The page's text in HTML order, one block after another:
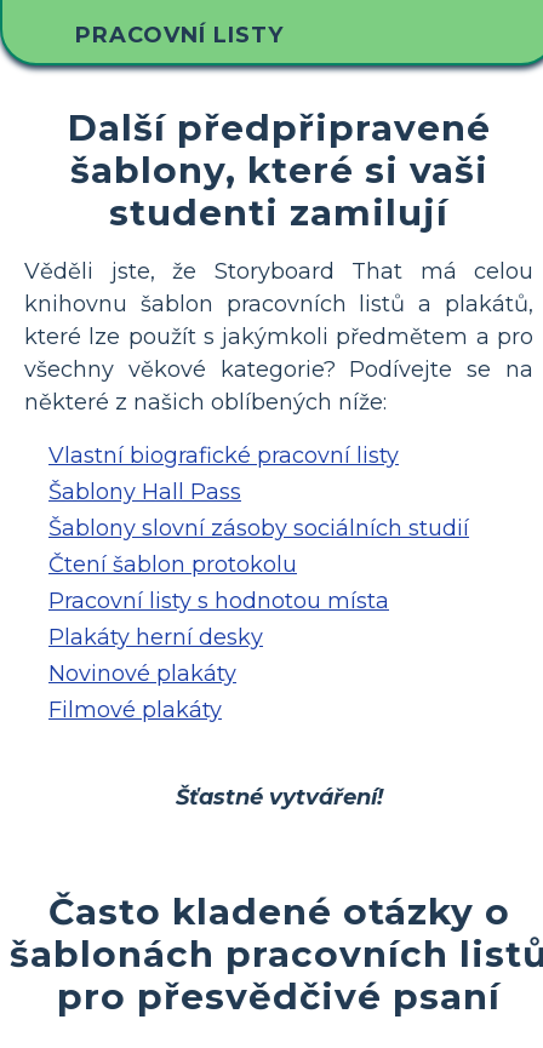
PRACOVNÍ LISTY
Další předpřipravené
šablony, které si vaši
studenti zamilují
Věděli jste, že Storyboard That má celou
knihovnu šablon pracovních listů a plakátů,
které lze použít s jakýmkoli předmětem a pro
všechny věkové kategorie? Podívejte se na
některé z našich oblíbených níže:
Vlastní biografické pracovní listy
Šablony Hall Pass
Šablony slovní zásoby sociálních studií
Čtení šablon protokolu
Pracovní listy s hodnotou místa
Plakáty herní desky
Novinové plakáty
Filmové plakáty
Šťastné vytváření!
Často kladené otázky o
šablonách pracovních
pro přesvědčivé psaní